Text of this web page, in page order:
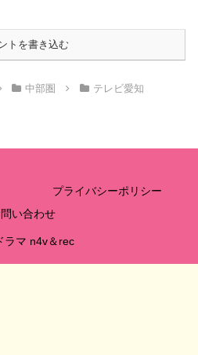
トを書き込む
中部圏 テレビ愛知
プライバシーポリシー
い合わせ
ラマ n4v＆rec